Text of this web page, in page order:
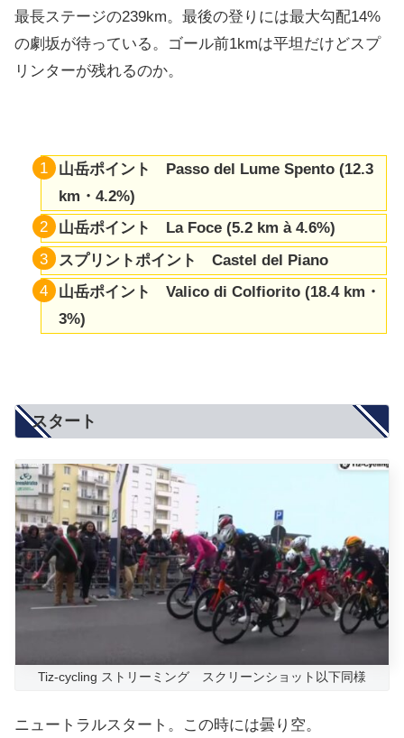
最長ステージの239km。最後の登りには最大勾配14%
の劇坂が待っている。ゴール前1kmは平坦だけどスプ
リンターが残れるのか。
山岳ポイント Passo del Lume Spento (12.3
km・4.2%)
山岳ポイント La Foce (5.2 km à 4.6%)
スプリントポイント Castel del Piano
山岳ポイント Valico di Colfiorito (18.4 km・
3%)
スタート
Tiz-cycling ストリーミング スクリーンショット以下同様
ニュートラルスタート。この時には曇り空。